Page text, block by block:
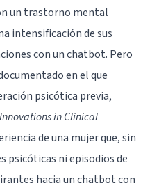
un trastorno mental
intensificación de sus
con un chatbot. Pero
en el que
psicótica previa,
Innovations in Clinical
de una mujer que, sin
psicóticas ni episodios de
hacia un chatbot con